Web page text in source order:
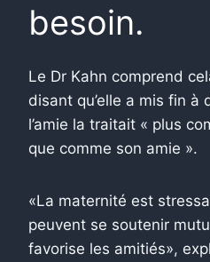
besoin.
Le Dr Kahn comprend
disant qu’elle a mis fin à
l’amie la traitait « plus
que comme son amie ».
«La maternité est
peuvent se soutenir
favorise les amitiés»,